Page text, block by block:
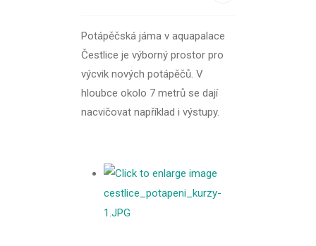
Potápěčská jáma v aquapalace
Čestlice je výborný prostor pro
výcvik nových potápěčů. V
hloubce okolo 7 metrů se dají
nacvičovat například i výstupy.